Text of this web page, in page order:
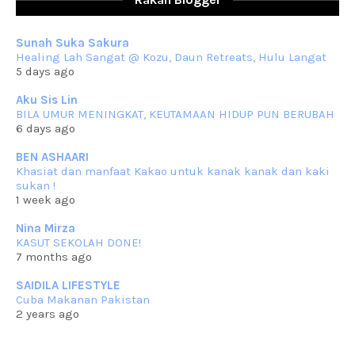
RESIPI KUIH KASWI KELEDEK UNGU
Assalammualaikum, salam semua. Masih belum terlambat untuk che
mat ucapkan
Jun 30 2023
RESIPI KURMA AYAM MERAH
Assalammualaikum, salam semua. Hari ni 4 Zulhijjah 1444 Hijrah,
Jun 23 2023
RESIPI SAMBAL PARU
Assalammualaikum, salam sejahtera semua. Lama betul che mat tak
Jun 20 2023
RESIPI PISANG MUDA MASAK LEMAK
lemak ni che mat... read more
Mar 07 2023
Sunah Suka Sakura
Healing Lah Sangat @ Kozu, Daun Retreats, Hulu Langat
5 days ago
Aku Sis Lin
BILA UMUR MENINGKAT, KEUTAMAAN HIDUP PUN BERUBAH
6 days ago
BEN ASHAARI
Khasiat dan manfaat Kakao untuk kanak kanak dan kaki
sukan !
1 week ago
Nina Mirza
KASUT SEKOLAH DONE!
7 months ago
SAIDILA LIFESTYLE
Cuba Makanan Pakistan
2 years ago